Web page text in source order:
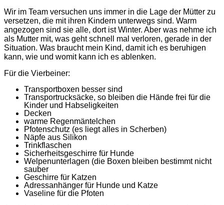
Wir im Team versuchen uns immer in die Lage der Mütter zu
versetzen, die mit ihren Kindern unterwegs sind. Warm
angezogen sind sie alle, dort ist Winter. Aber was nehme ich
als Mutter mit, was geht schnell mal verloren, gerade in der
Situation. Was braucht mein Kind, damit ich es beruhigen
kann, wie und womit kann ich es ablenken.
Für die Vierbeiner:
Transportboxen besser sind
Transportrucksäcke, so bleiben die Hände frei für die
Kinder und Habseligkeiten
Decken
warme Regenmäntelchen
Pfotenschutz (es liegt alles in Scherben)
Näpfe aus Silikon
Trinkflaschen
Sicherheitsgeschirre für Hunde
Welpenunterlagen (die Boxen bleiben bestimmt nicht
sauber
Geschirre für Katzen
Adressanhänger für Hunde und Katze
Vaseline für die Pfoten